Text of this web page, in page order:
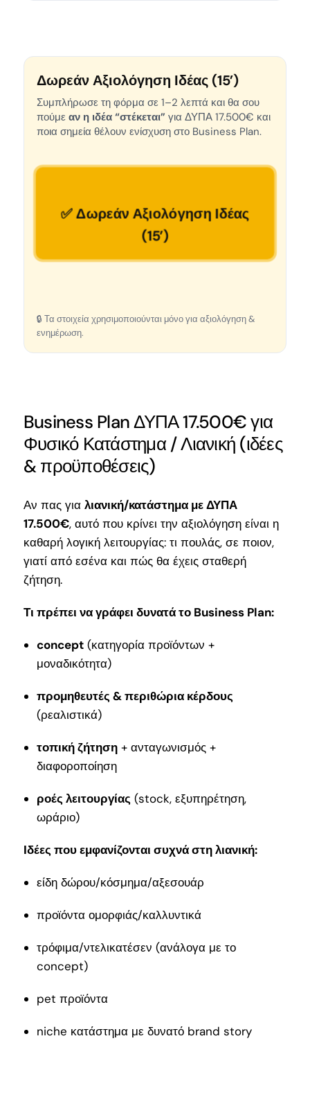
Δωρεάν Αξιολόγηση Ιδέας (15’)
Συμπλήρωσε τη φόρμα σε 1–2 λεπτά και θα σου
πούμε αν η ιδέα “στέκεται” για ΔΥΠΑ 17.500€ και
ποια σημεία θέλουν ενίσχυση στο Business Plan.
✅ Δωρεάν Αξιολόγηση Ιδέας
(15’)
🔒 Τα στοιχεία χρησιμοποιούνται μόνο για αξιολόγηση &
ενημέρωση.
Business Plan ΔΥΠΑ 17.500€ για
Φυσικό Κατάστημα / Λιανική (ιδέες
& προϋποθέσεις)
Αν πας για λιανική/κατάστημα με ΔΥΠΑ
17.500€, αυτό που κρίνει την αξιολόγηση είναι η
καθαρή λογική λειτουργίας: τι πουλάς, σε ποιον,
γιατί από εσένα και πώς θα έχεις σταθερή
ζήτηση.
Τι πρέπει να γράφει δυνατά το Business Plan:
concept (κατηγορία προϊόντων +
μοναδικότητα)
προμηθευτές & περιθώρια κέρδους
(ρεαλιστικά)
τοπική ζήτηση + ανταγωνισμός +
διαφοροποίηση
ροές λειτουργίας (stock, εξυπηρέτηση,
ωράριο)
Ιδέες που εμφανίζονται συχνά στη λιανική:
είδη δώρου/κόσμημα/αξεσουάρ
προϊόντα ομορφιάς/καλλυντικά
τρόφιμα/ντελικατέσεν (ανάλογα με το
concept)
pet προϊόντα
niche κατάστημα με δυνατό brand story